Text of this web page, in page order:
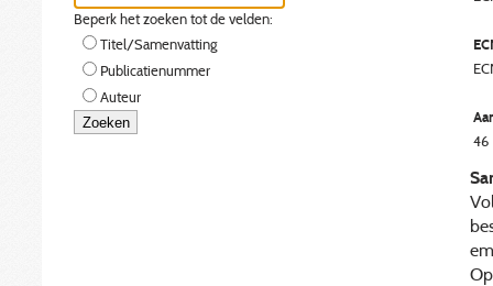
Beperk het zoeken tot de velden:
Titel/Samenvatting
Publicatienummer
Auteur
46